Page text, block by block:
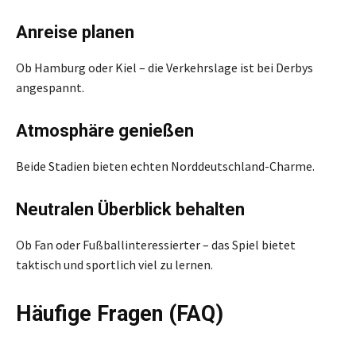
Anreise planen
Ob Hamburg oder Kiel – die Verkehrslage ist bei Derbys
angespannt.
Atmosphäre genießen
Beide Stadien bieten echten Norddeutschland-Charme.
Neutralen Überblick behalten
Ob Fan oder Fußballinteressierter – das Spiel bietet
taktisch und sportlich viel zu lernen.
Häufige Fragen (FAQ)